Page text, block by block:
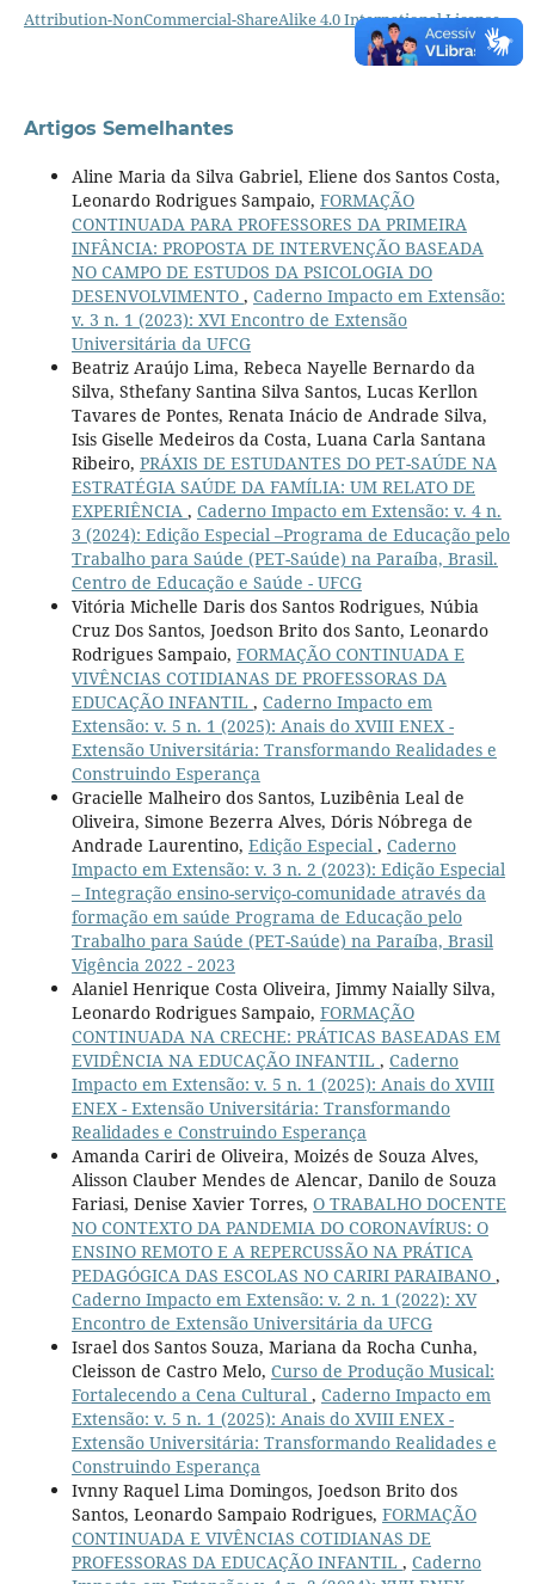
Attribution-NonCommercial-ShareAlike 4.0 International License.
Artigos Semelhantes
Aline Maria da Silva Gabriel, Eliene dos Santos Costa,
Leonardo Rodrigues Sampaio, FORMAÇÃO
CONTINUADA PARA PROFESSORES DA PRIMEIRA
INFÂNCIA: PROPOSTA DE INTERVENÇÃO BASEADA
NO CAMPO DE ESTUDOS DA PSICOLOGIA DO
DESENVOLVIMENTO , Caderno Impacto em Extensão:
v. 3 n. 1 (2023): XVI Encontro de Extensão
Universitária da UFCG
Beatriz Araújo Lima, Rebeca Nayelle Bernardo da
Silva, Sthefany Santina Silva Santos, Lucas Kerllon
Tavares de Pontes, Renata Inácio de Andrade Silva,
Isis Giselle Medeiros da Costa, Luana Carla Santana
Ribeiro, PRÁXIS DE ESTUDANTES DO PET-SAÚDE NA
ESTRATÉGIA SAÚDE DA FAMÍLIA: UM RELATO DE
EXPERIÊNCIA , Caderno Impacto em Extensão: v. 4 n.
3 (2024): Edição Especial –Programa de Educação pelo
Trabalho para Saúde (PET-Saúde) na Paraíba, Brasil.
Centro de Educação e Saúde - UFCG
Vitória Michelle Daris dos Santos Rodrigues, Núbia
Cruz Dos Santos, Joedson Brito dos Santo, Leonardo
Rodrigues Sampaio, FORMAÇÃO CONTINUADA E
VIVÊNCIAS COTIDIANAS DE PROFESSORAS DA
EDUCAÇÃO INFANTIL , Caderno Impacto em
Extensão: v. 5 n. 1 (2025): Anais do XVIII ENEX -
Extensão Universitária: Transformando Realidades e
Construindo Esperança
Gracielle Malheiro dos Santos, Luzibênia Leal de
Oliveira, Simone Bezerra Alves, Dóris Nóbrega de
Andrade Laurentino, Edição Especial , Caderno
Impacto em Extensão: v. 3 n. 2 (2023): Edição Especial
– Integração ensino-serviço-comunidade através da
formação em saúde Programa de Educação pelo
Trabalho para Saúde (PET-Saúde) na Paraíba, Brasil
Vigência 2022 - 2023
Alaniel Henrique Costa Oliveira, Jimmy Naially Silva,
Leonardo Rodrigues Sampaio, FORMAÇÃO
CONTINUADA NA CRECHE: PRÁTICAS BASEADAS EM
EVIDÊNCIA NA EDUCAÇÃO INFANTIL , Caderno
Impacto em Extensão: v. 5 n. 1 (2025): Anais do XVIII
ENEX - Extensão Universitária: Transformando
Realidades e Construindo Esperança
Amanda Cariri de Oliveira, Moizés de Souza Alves,
Alisson Clauber Mendes de Alencar, Danilo de Souza
Fariasi, Denise Xavier Torres, O TRABALHO DOCENTE
NO CONTEXTO DA PANDEMIA DO CORONAVÍRUS: O
ENSINO REMOTO E A REPERCUSSÃO NA PRÁTICA
PEDAGÓGICA DAS ESCOLAS NO CARIRI PARAIBANO ,
Caderno Impacto em Extensão: v. 2 n. 1 (2022): XV
Encontro de Extensão Universitária da UFCG
Israel dos Santos Souza, Mariana da Rocha Cunha,
Cleisson de Castro Melo, Curso de Produção Musical:
Fortalecendo a Cena Cultural , Caderno Impacto em
Extensão: v. 5 n. 1 (2025): Anais do XVIII ENEX -
Extensão Universitária: Transformando Realidades e
Construindo Esperança
Ivnny Raquel Lima Domingos, Joedson Brito dos
Santos, Leonardo Sampaio Rodrigues, FORMAÇÃO
CONTINUADA E VIVÊNCIAS COTIDIANAS DE
PROFESSORAS DA EDUCAÇÃO INFANTIL , Caderno